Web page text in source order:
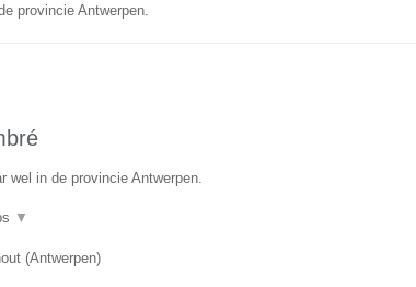
provincie Antwerpen.
wel in de provincie Antwerpen.
▼
(Antwerpen)